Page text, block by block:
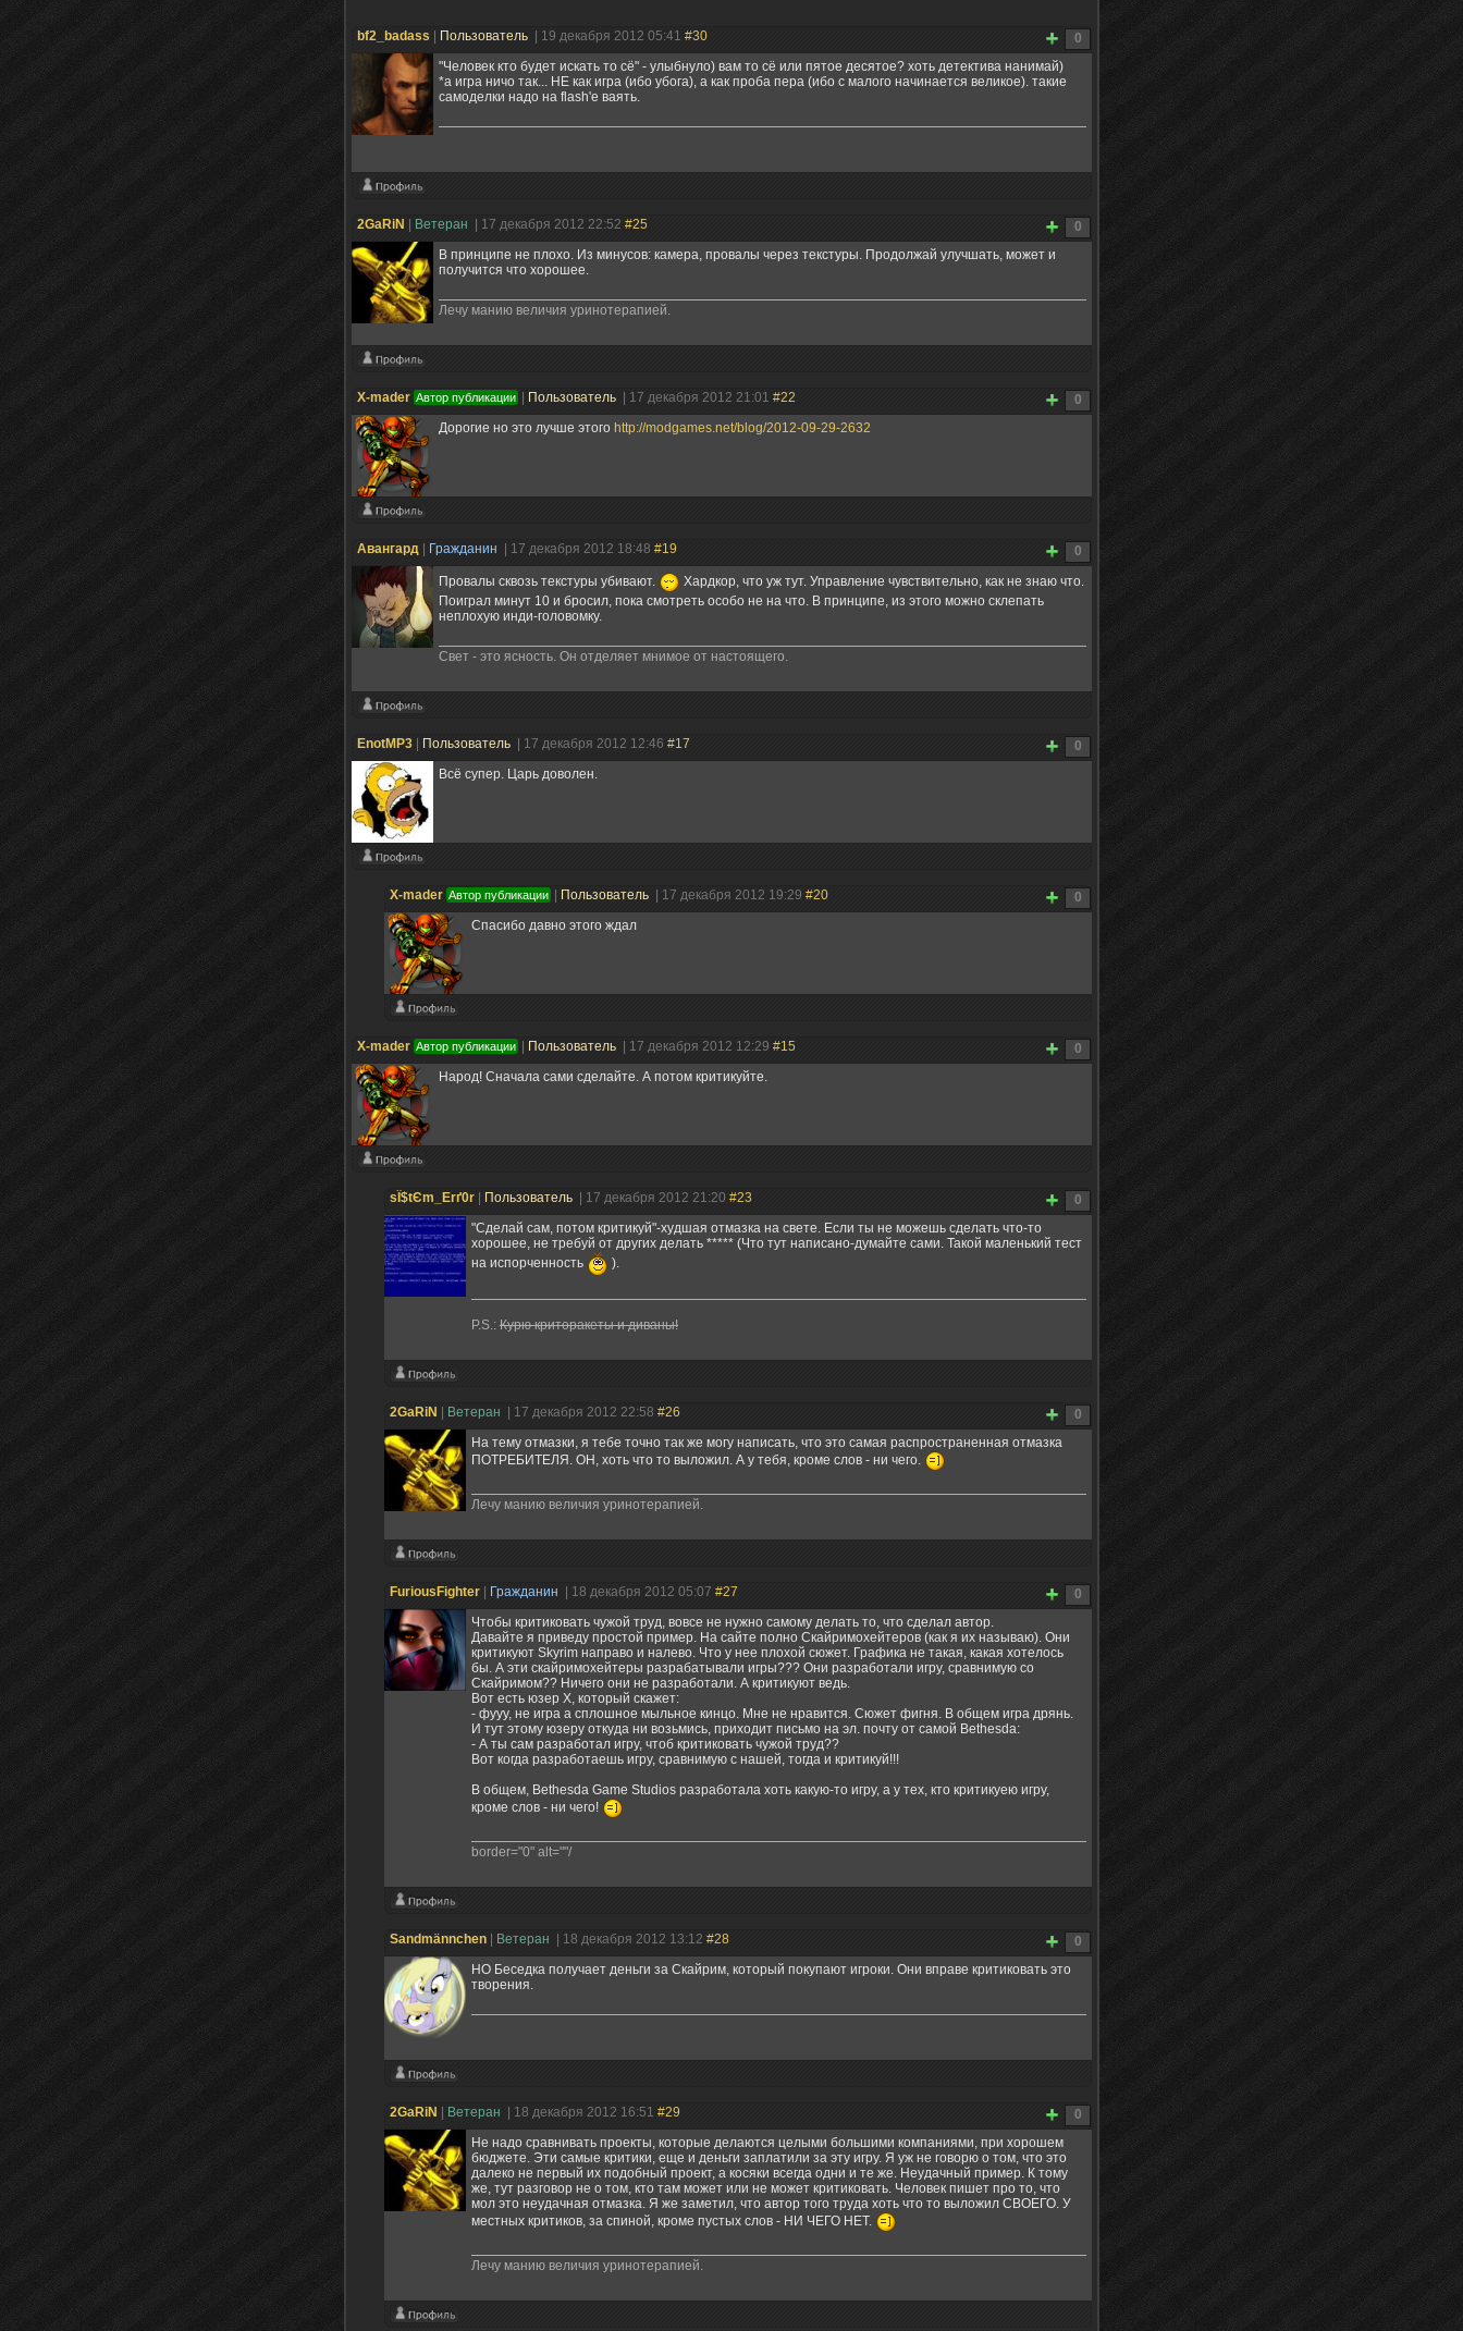
0
bf2_badass Пользователь | 19 декабря 2012 05:41 #30
"Человек кто будет искать то сё" - улыбнуло) вам то сё или пятое десятое? хоть детектива нанимай)
*а игра ничо так... НЕ как игра (ибо убога), а как проба пера (ибо с малого начинается великое). такие
самоделки надо на flash'е ваять.
0
2GaRiN Ветеран | 17 декабря 2012 22:52 #25
В принципе не плохо. Из минусов: камера, провалы через текстуры. Продолжай улучшать, может и
получится что хорошее.
Лечу манию величия уринотерапией.
0
X-mader Автор публикации Пользователь | 17 декабря 2012 21:01 #22
Дорогие но это лучше этого http://modgames.net/blog/2012-09-29-2632
0
Авангард Гражданин | 17 декабря 2012 18:48 #19
Провалы сквозь текстуры убивают.
Хардкор, что уж тут. Управление чувствительно, как не знаю что.
Поиграл минут 10 и бросил, пока смотреть особо не на что. В принципе, из этого можно склепать
неплохую инди-головомку.
Свет - это ясность. Он отделяет мнимое от настоящего.
0
EnotMP3 Пользователь | 17 декабря 2012 12:46 #17
Всё супер. Царь доволен.
0
X-mader Автор публикации Пользователь | 17 декабря 2012 19:29 #20
Спасибо давно этого ждал
0
X-mader Автор публикации Пользователь | 17 декабря 2012 12:29 #15
Народ! Сначала сами сделайте. А потом критикуйте.
0
sЇ$tЄm_Erґ0r Пользователь | 17 декабря 2012 21:20 #23
"Сделай сам, потом критикуй"-худшая отмазка на свете. Если ты не можешь сделать что-то
хорошее, не требуй от других делать ***** (Что тут написано-думайте сами. Такой маленький тест
на испорченность
).
P.S.: Курю криторакеты и диваны!
0
2GaRiN Ветеран | 17 декабря 2012 22:58 #26
На тему отмазки, я тебе точно так же могу написать, что это самая распространенная отмазка
ПОТРЕБИТЕЛЯ. ОН, хоть что то выложил. А у тебя, кроме слов - ни чего.
Лечу манию величия уринотерапией.
0
FuriousFighter Гражданин | 18 декабря 2012 05:07 #27
Чтобы критиковать чужой труд, вовсе не нужно самому делать то, что сделал автор.
Давайте я приведу простой пример. На сайте полно Скайримохейтеров (как я их называю). Они
критикуют Skyrim направо и налево. Что у нее плохой сюжет. Графика не такая, какая хотелось
бы. А эти скайримохейтеры разрабатывали игры??? Они разработали игру, сравнимую со
Скайримом?? Ничего они не разработали. А критикуют ведь.
Вот есть юзер X, который скажет:
- фууу, не игра а сплошное мыльное кинцо. Мне не нравится. Сюжет фигня. В общем игра дрянь.
И тут этому юзеру откуда ни возьмись, приходит письмо на эл. почту от самой Bethesda:
- А ты сам разработал игру, чтоб критиковать чужой труд??
Вот когда разработаешь игру, сравнимую с нашей, тогда и критикуй!!!
В общем, Bethesda Game Studios разработала хоть какую-то игру, а у тех, кто критикуею игру,
кроме слов - ни чего!
border="0" alt=""/
0
Sandmännchen Ветеран | 18 декабря 2012 13:12 #28
НО Беседка получает деньги за Скайрим, который покупают игроки. Они вправе критиковать это
творения.
0
2GaRiN Ветеран | 18 декабря 2012 16:51 #29
Не надо сравнивать проекты, которые делаются целыми большими компаниями, при хорошем
бюджете. Эти самые критики, еще и деньги заплатили за эту игру. Я уж не говорю о том, что это
далеко не первый их подобный проект, а косяки всегда одни и те же. Неудачный пример. К тому
же, тут разговор не о том, кто там может или не может критиковать. Человек пишет про то, что
мол это неудачная отмазка. Я же заметил, что автор того труда хоть что то выложил СВОЕГО. У
местных критиков, за спиной, кроме пустых слов - НИ ЧЕГО НЕТ.
Лечу манию величия уринотерапией.